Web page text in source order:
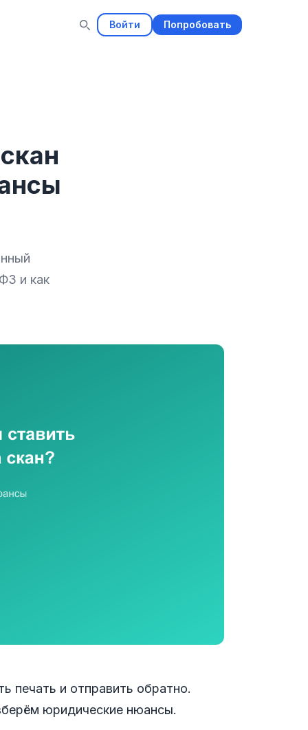
Войти Попробовать
и как
печать и отправить обратно.
юридические нюансы.